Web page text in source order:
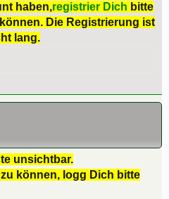
haben,registrier Dich bitte
Die Registrierung ist
lang.
unsichtbar.
können, logg Dich bitte